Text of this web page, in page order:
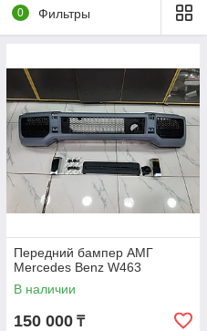
0 Фильтры
Передний бампер АМГ
Mercedes Benz W463
В наличии
150 000 ₸